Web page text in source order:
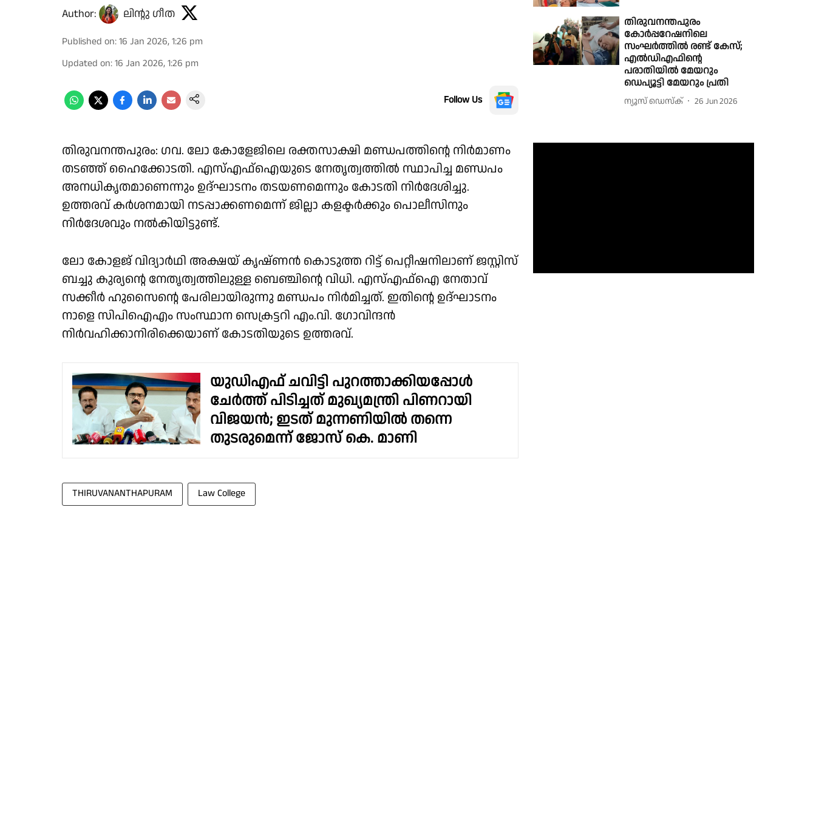
Author: ലിൻ്റു ഗീത
Published on:16 Jan 2026, 1:26 pm
Updated on:16 Jan 2026, 1:26 pm
Follow Us
തിരുവനന്തപുരം: ഗവ. ലോ കോളേജിലെ രക്തസാക്ഷി മണ്ഡപത്തിൻ്റെ നിർമാണം
തടഞ്ഞ് ഹൈക്കോടതി. എസ്എഫ്ഐയുടെ നേതൃത്വത്തിൽ സ്ഥാപിച്ച മണ്ഡപം
അനധികൃതമാണെന്നും ഉദ്ഘാടനം തടയണമെന്നും കോടതി നിർദേശിച്ചു.
ഉത്തരവ് കർശനമായി നടപ്പാക്കണമെന്ന് ജില്ലാ കളക്ടർക്കും പൊലീസിനും
നിർദേശവും നൽകിയിട്ടുണ്ട്.
ലോ കോളജ് വിദ്യാർഥി അക്ഷയ് കൃഷ്ണൻ കൊടുത്ത റിട്ട് പെറ്റീഷനിലാണ് ജസ്റ്റിസ്
ബച്ചു കുര്യന്റെ നേതൃത്വത്തിലുള്ള ബെഞ്ചിന്റെ വിധി. എസ്എഫ്ഐ നേതാവ്
സക്കീർ ഹുസൈൻ്റെ പേരിലായിരുന്നു മണ്ഡപം നിർമിച്ചത്. ഇതിന്റെ ഉദ്ഘാടനം
നാളെ സിപിഐഎം സംസ്ഥാന സെക്രട്ടറി എം.വി. ഗോവിന്ദൻ
നിർവഹിക്കാനിരിക്കെയാണ് കോടതിയുടെ ഉത്തരവ്.
യുഡിഎഫ് ചവിട്ടി പുറത്താക്കിയപ്പോൾ
ചേർത്ത് പിടിച്ചത് മുഖ്യമന്ത്രി പിണറായി
വിജയൻ; ഇടത് മുന്നണിയിൽ തന്നെ
തുടരുമെന്ന് ജോസ് കെ. മാണി
THIRUVANANTHAPURAM Law College
തിരുവനന്തപുരം
കോർപ്പറേഷനിലെ
സംഘർത്തിൽ രണ്ട് കേസ്;
എൽഡിഎഫിന്റെ
പരാതിയിൽ മേയറും
ഡെപ്യൂട്ടി മേയറും പ്രതി
ന്യൂസ് ഡെസ്ക് 26 Jun 2026